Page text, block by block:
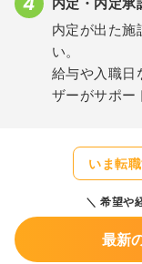
内定が出た施
い。
給与や入職日
ザーがサポー
いま転
希望や
最新